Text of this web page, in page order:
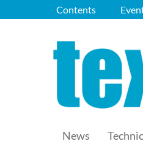
Contents
News